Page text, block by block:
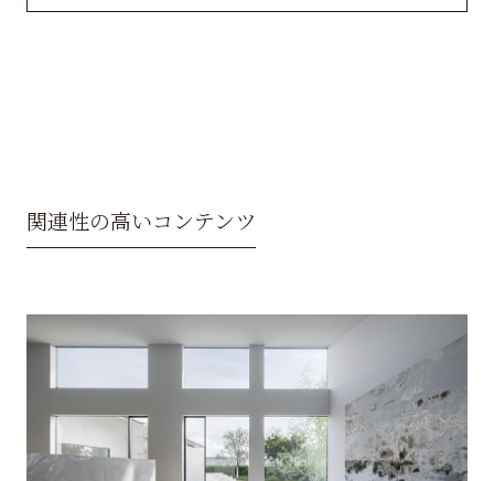
関連性の高いコンテンツ